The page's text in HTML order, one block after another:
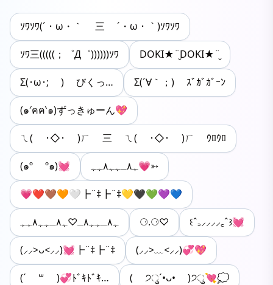
ｿﾜｿﾜ(´・ω・｀ 三 ´・ω・｀)ｿﾜｿﾜ
ｿﾜ三(((((；゜Д゜))))))ｿﾜ DOKI★¨̮DOKI★¨̮
Σ(･ω･; ) びくっ… Σ(´∀｀；) ｽﾞｶﾞｶﾞｰﾝ
(๑′ฅฅ‵๑)ずっきゅーん💖
ㄟ( ･◇･ )ㄏ 三 ㄟ( ･◇･ )ㄏ ｳﾛｳﾛ
(๑º º๑)💓 ﮩ٨ـﮩﮩ٨ﮩﮩ💗➳
💗❤️🤎🧡🤍┣¨‡┣¨‡💛🖤💚💜💙
ﮩ٨ـﮩﮩ٨ـ♡ﮩ٨ـﮩﮩ٨ﮩﮩ ⚆.⚆♡ ꒰ˆ‎꜆‪⸝⸝⸝⸝‎꜀ˆ꒱💓
(⸝⸝>ᴗ<⸝⸝)💓┣¨‡┣¨‡ (⸝⸝>﹏<⸝⸝)💞💖
(´ ꒳ )💞ﾄﾞｷﾄﾞｷ… ( ੭ु´•ᴗ• )੭ु💘💭